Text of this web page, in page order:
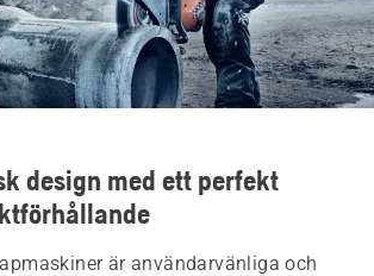
design med ett perfekt
är användarvänliga och